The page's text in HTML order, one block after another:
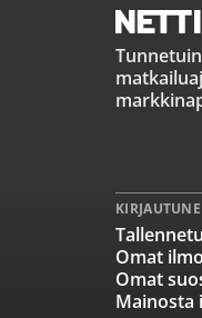
Omat
Omat
Mainosta